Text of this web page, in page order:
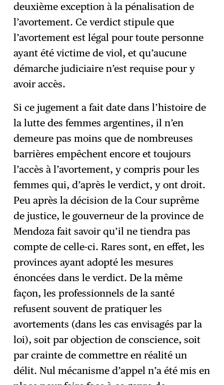
deuxième exception à la pénalisation de
l’avortement. Ce verdict stipule que
l’avortement est légal pour toute personne
ayant été victime de viol, et qu’aucune
démarche judiciaire n’est requise pour y
avoir accès.
Si ce jugement a fait date dans l’histoire de
la lutte des femmes argentines, il n’en
demeure pas moins que de nombreuses
barrières empêchent encore et toujours
l’accès à l’avortement, y compris pour les
femmes qui, d’après le verdict, y ont droit.
Peu après la décision de la Cour suprême
de justice, le gouverneur de la province de
Mendoza fait savoir qu’il ne tiendra pas
compte de celle-ci. Rares sont, en effet, les
provinces ayant adopté les mesures
énoncées dans le verdict. De la même
façon, les professionnels de la santé
refusent souvent de pratiquer les
avortements (dans les cas envisagés par la
loi), soit par objection de conscience, soit
par crainte de commettre en réalité un
délit. Nul mécanisme d’appel n’a été mis en